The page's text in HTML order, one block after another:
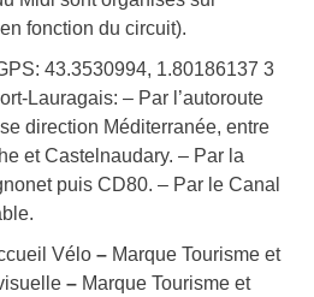
fonction du circuit).
43.3530994, 1.80186137 3
Lauragais: – Par l’autoroute
direction Méditerranée, entre
et Castelnaudary. – Par la
puis CD80. – Par le Canal
Vélo – Marque Tourisme et
– Marque Tourisme et